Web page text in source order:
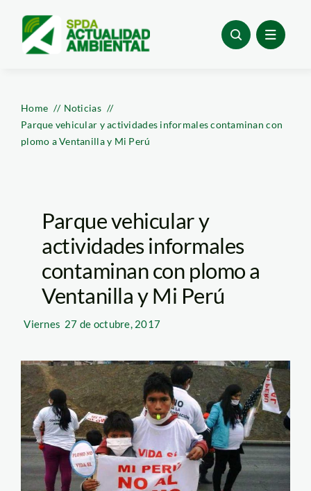
content
Home
Noticias
Parque vehicular y actividades informales contaminan con
plomo a Ventanilla y Mi Perú
Parque vehicular y
actividades informales
contaminan con plomo a
Ventanilla y Mi Perú
Viernes 27 de octubre, 2017